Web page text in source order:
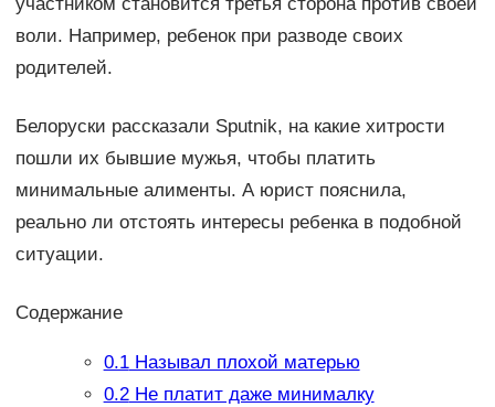
воли. Например, ребенок при разводе своих
родителей.
Белоруски рассказали Sputnik, на какие хитрости
пошли их бывшие мужья, чтобы платить
минимальные алименты. А юрист пояснила,
реально ли отстоять интересы ребенка в подобной
ситуации.
Содержание
0.1Называл плохой матерью
0.2Не платит даже минималку